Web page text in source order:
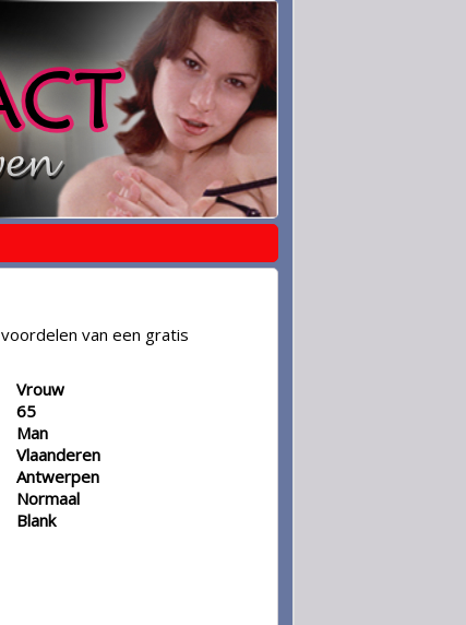
van een gratis
Vrouw
65
Man
Vlaanderen
Antwerpen
Normaal
Blank